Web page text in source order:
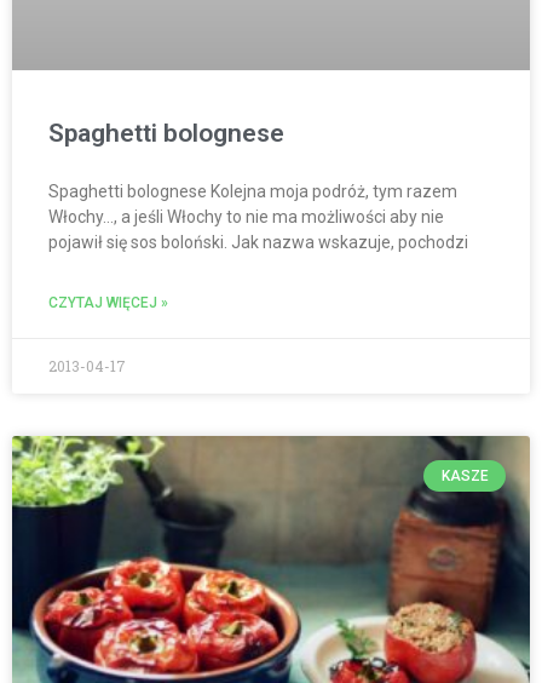
Spaghetti bolognese
Spaghetti bolognese Kolejna moja podróż, tym razem
Włochy…, a jeśli Włochy to nie ma możliwości aby nie
pojawił się sos boloński. Jak nazwa wskazuje, pochodzi
CZYTAJ WIĘCEJ »
2013-04-17
KASZE